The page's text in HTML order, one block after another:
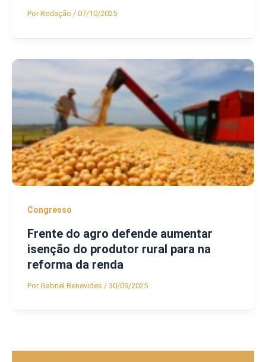
PorRedação / 07/10/2025
Congresso
Frente do agro defende aumentar
isenção do produtor rural para na
reforma da renda
PorGabriel Benevides / 30/09/2025